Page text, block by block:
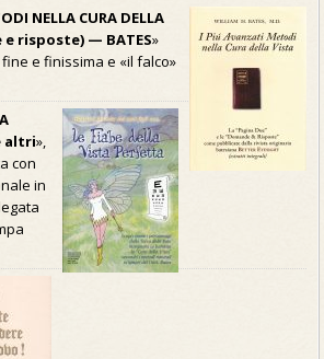
NELLA CURA DELLA
e risposte) — BATES»
e finissima e «il falco»
altri»,
con
in